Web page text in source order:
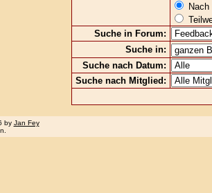
Suche in Forum:
Suche in:
Suche nach Datum:
Suche nach Mitglied:
by Jan Fey